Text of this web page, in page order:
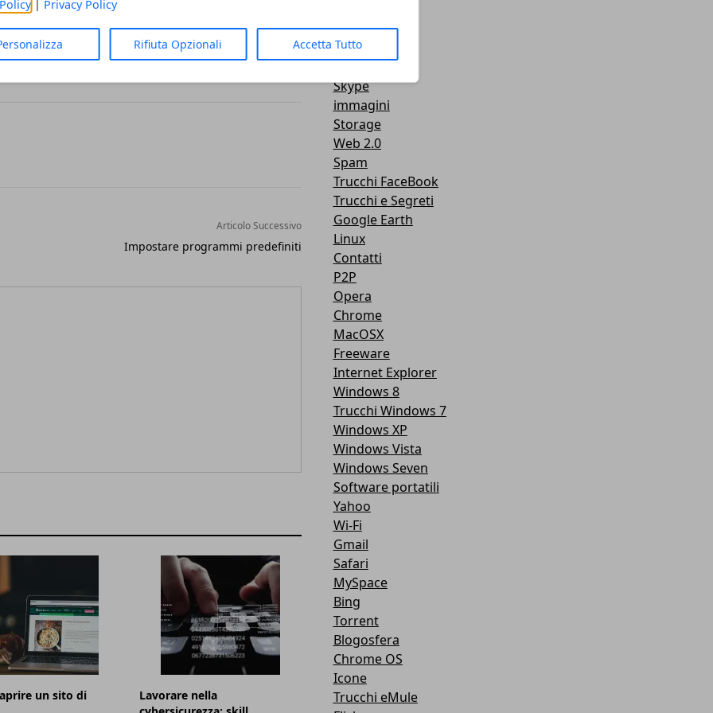
| Privacy Policy
Rifiuta Opzionali Accetta Tutto
Cosa ne pensate? Io le trovo
Articolo Successivo
Impostare programmi predefiniti
un sito di
Lavorare nella
3D
Messenger
Skype
immagini
Storage
Web 2.0
Spam
Trucchi FaceBook
Trucchi e Segreti
Google Earth
Linux
Contatti
P2P
Opera
Chrome
MacOSX
Freeware
Internet Explorer
Windows 8
Trucchi Windows 7
Windows XP
Windows Vista
Windows Seven
Software portatili
Yahoo
Wi-Fi
Gmail
Safari
MySpace
Bing
Torrent
Blogosfera
Chrome OS
Icone
Trucchi eMule